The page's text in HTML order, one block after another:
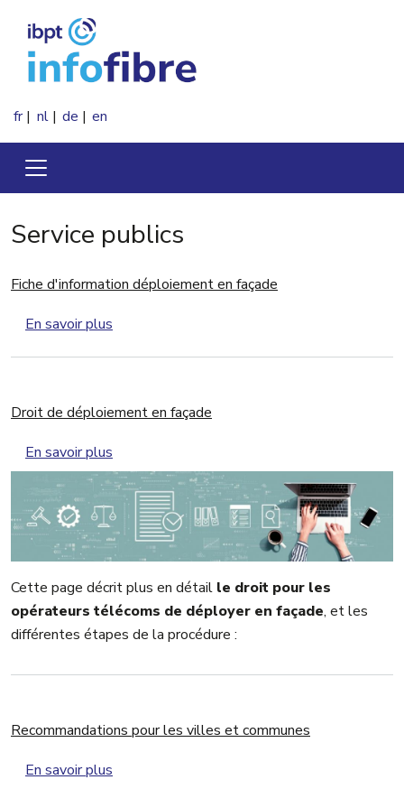
fr nl de en
Service publics
Fiche d'information déploiement en façade
En savoir plus
Droit de déploiement en façade
En savoir plus
Cette page décrit plus en détail le droit pour les
opérateurs télécoms de déployer en façade, et les
différentes étapes de la procédure :
Recommandations pour les villes et communes
En savoir plus